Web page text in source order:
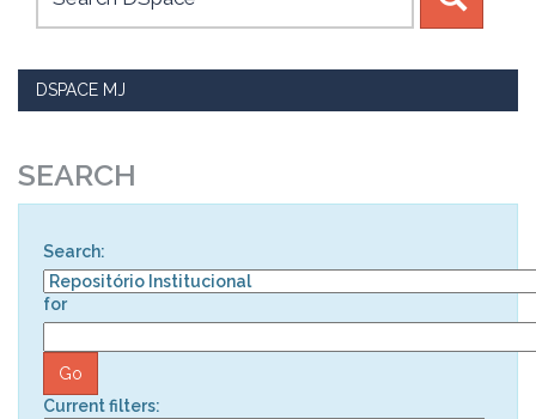
DSPACE MJ
SEARCH
Search:
for
Current filters: